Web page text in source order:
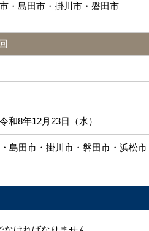
・島田市・掛川市・磐田市
和8年12月23日（水）
島田市・掛川市・磐田市・浜松市